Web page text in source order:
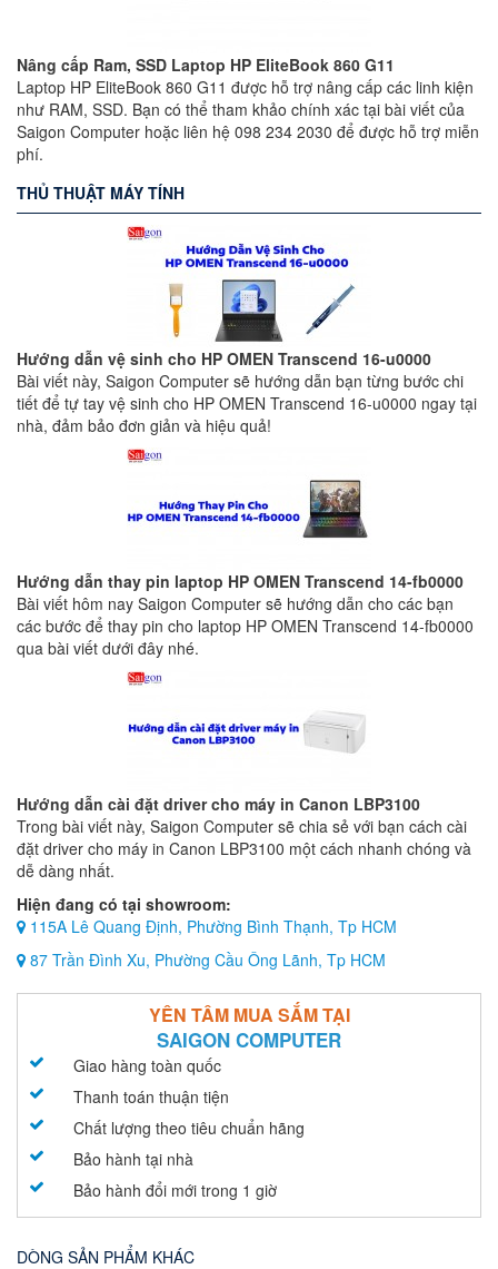
Nâng cấp Ram, SSD Laptop HP EliteBook 860 G11
Laptop HP EliteBook 860 G11 được hỗ trợ nâng cấp các linh kiện
như RAM, SSD. Bạn có thể tham khảo chính xác tại bài viết của
Saigon Computer hoặc liên hệ 098 234 2030 để được hỗ trợ miễn
phí.
THỦ THUẬT MÁY TÍNH
Hướng dẫn vệ sinh cho HP OMEN Transcend 16-u0000
Bài viết này, Saigon Computer sẽ hướng dẫn bạn từng bước chi
tiết để tự tay vệ sinh cho HP OMEN Transcend 16-u0000 ngay tại
nhà, đảm bảo đơn giản và hiệu quả!
Hướng dẫn thay pin laptop HP OMEN Transcend 14-fb0000
Bài viết hôm nay Saigon Computer sẽ hướng dẫn cho các bạn
các bước để thay pin cho laptop HP OMEN Transcend 14-fb0000
qua bài viết dưới đây nhé.
Hướng dẫn cài đặt driver cho máy in Canon LBP3100
Trong bài viết này, Saigon Computer sẽ chia sẻ với bạn cách cài
đặt driver cho máy in Canon LBP3100 một cách nhanh chóng và
dễ dàng nhất.
Hiện đang có tại showroom:
115A Lê Quang Định, Phường Bình Thạnh, Tp HCM
87 Trần Đình Xu, Phường Cầu Ông Lãnh, Tp HCM
YÊN TÂM MUA SẮM TẠI
SAIGON COMPUTER
Giao hàng toàn quốc
Thanh toán thuận tiện
Chất lượng theo tiêu chuẩn hãng
Bảo hành tại nhà
Bảo hành đổi mới trong 1 giờ
DÒNG SẢN PHẨM KHÁC